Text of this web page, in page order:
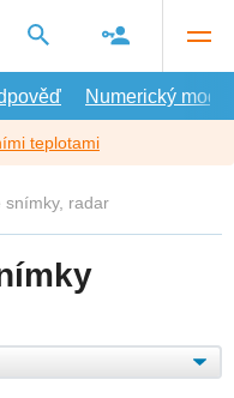
Numerický model
teplotami
snímky, radar